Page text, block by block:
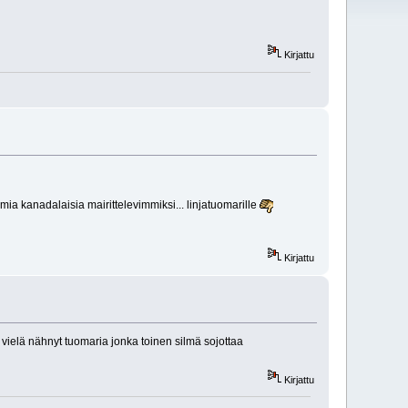
Kirjattu
kanadalaisia mairittelevimmiksi... linjatuomarille
Kirjattu
nähnyt tuomaria jonka toinen silmä sojottaa
Kirjattu